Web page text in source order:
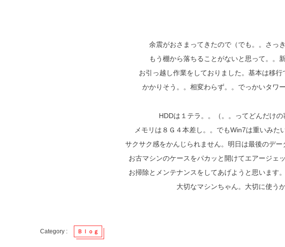
余震がおさまってきたので（でも。。さっ
もう棚から落ちることがないと思って。。
お引っ越し作業をしておりました。基本は移行
かかりそう。。相変わらず。。でっかいタワ
HDDは１テラ。。（。。ってどんだけの
メモリは８Ｇ４本差し。。でもWin7は重いみた
サクサク感をかんじられません。明日は最後のデー
お古マシンのケースをパカッと開けてエアージェ
お掃除とメンテナンスをしてあげようと思います
大切なマシンちゃん。大切に使うか
Ｂｌｏｇ